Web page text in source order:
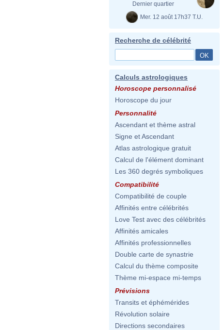
Dernier quartier
Mer. 12 août 17h37 T.U.
Recherche de célébrité
Calculs astrologiques
Horoscope personnalisé
Horoscope du jour
Personnalité
Ascendant et thème astral
Signe et Ascendant
Atlas astrologique gratuit
Calcul de l'élément dominant
Les 360 degrés symboliques
Compatibilité
Compatibilité de couple
Affinités entre célébrités
Love Test avec des célébrités
Affinités amicales
Affinités professionnelles
Double carte de synastrie
Calcul du thème composite
Thème mi-espace mi-temps
Prévisions
Transits et éphémérides
Révolution solaire
Directions secondaires